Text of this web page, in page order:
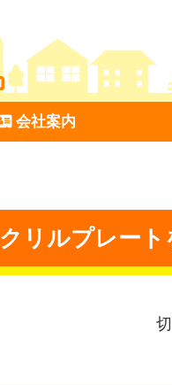
会社案内
リルプレート